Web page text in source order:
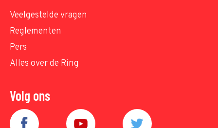
Veelgestelde vragen
Reglementen
Pers
Alles over de Ring
Volg ons